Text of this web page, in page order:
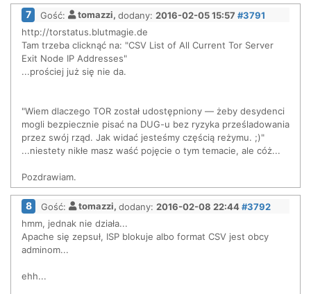
7 Gość: tomazzi,dodany: 2016-02-05 15:57#3791
http://torstatus.blutmagie.de
Tam trzeba clicknąć na: "CSV List of All Current Tor Server
Exit Node IP Addresses"
...prościej już się nie da.
"Wiem dlaczego TOR został udostępniony — żeby desydenci
mogli bezpiecznie pisać na DUG-u bez ryzyka prześladowania
przez swój rząd. Jak widać jesteśmy częścią reżymu. ;)"
...niestety nikłe masz waść pojęcie o tym temacie, ale cóż...
Pozdrawiam.
8 Gość: tomazzi,dodany: 2016-02-08 22:44#3792
hmm, jednak nie działa...
Apache się zepsuł, ISP blokuje albo format CSV jest obcy
adminom...
ehh...